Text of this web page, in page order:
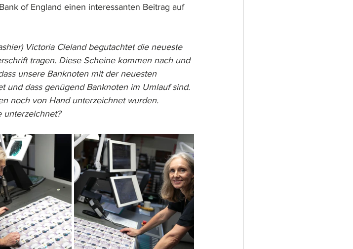
of England einen interessanten Beitrag auf
Victoria Cleland begutachtet die neueste
tragen. Diese Scheine kommen nach und
unsere Banknoten mit der neuesten
und dass genügend Banknoten im Umlauf sind.
noch von Hand unterzeichnet wurden.
unterzeichnet?